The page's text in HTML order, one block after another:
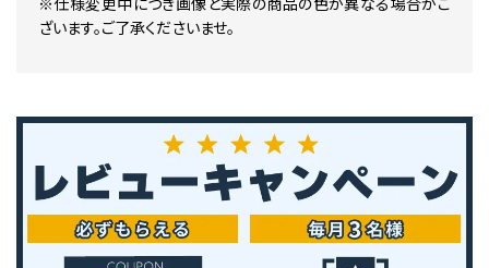
※仕様変更中につき画像と実際の商品の色が異なる場合がご
ざいます。ご了承くださいませ。